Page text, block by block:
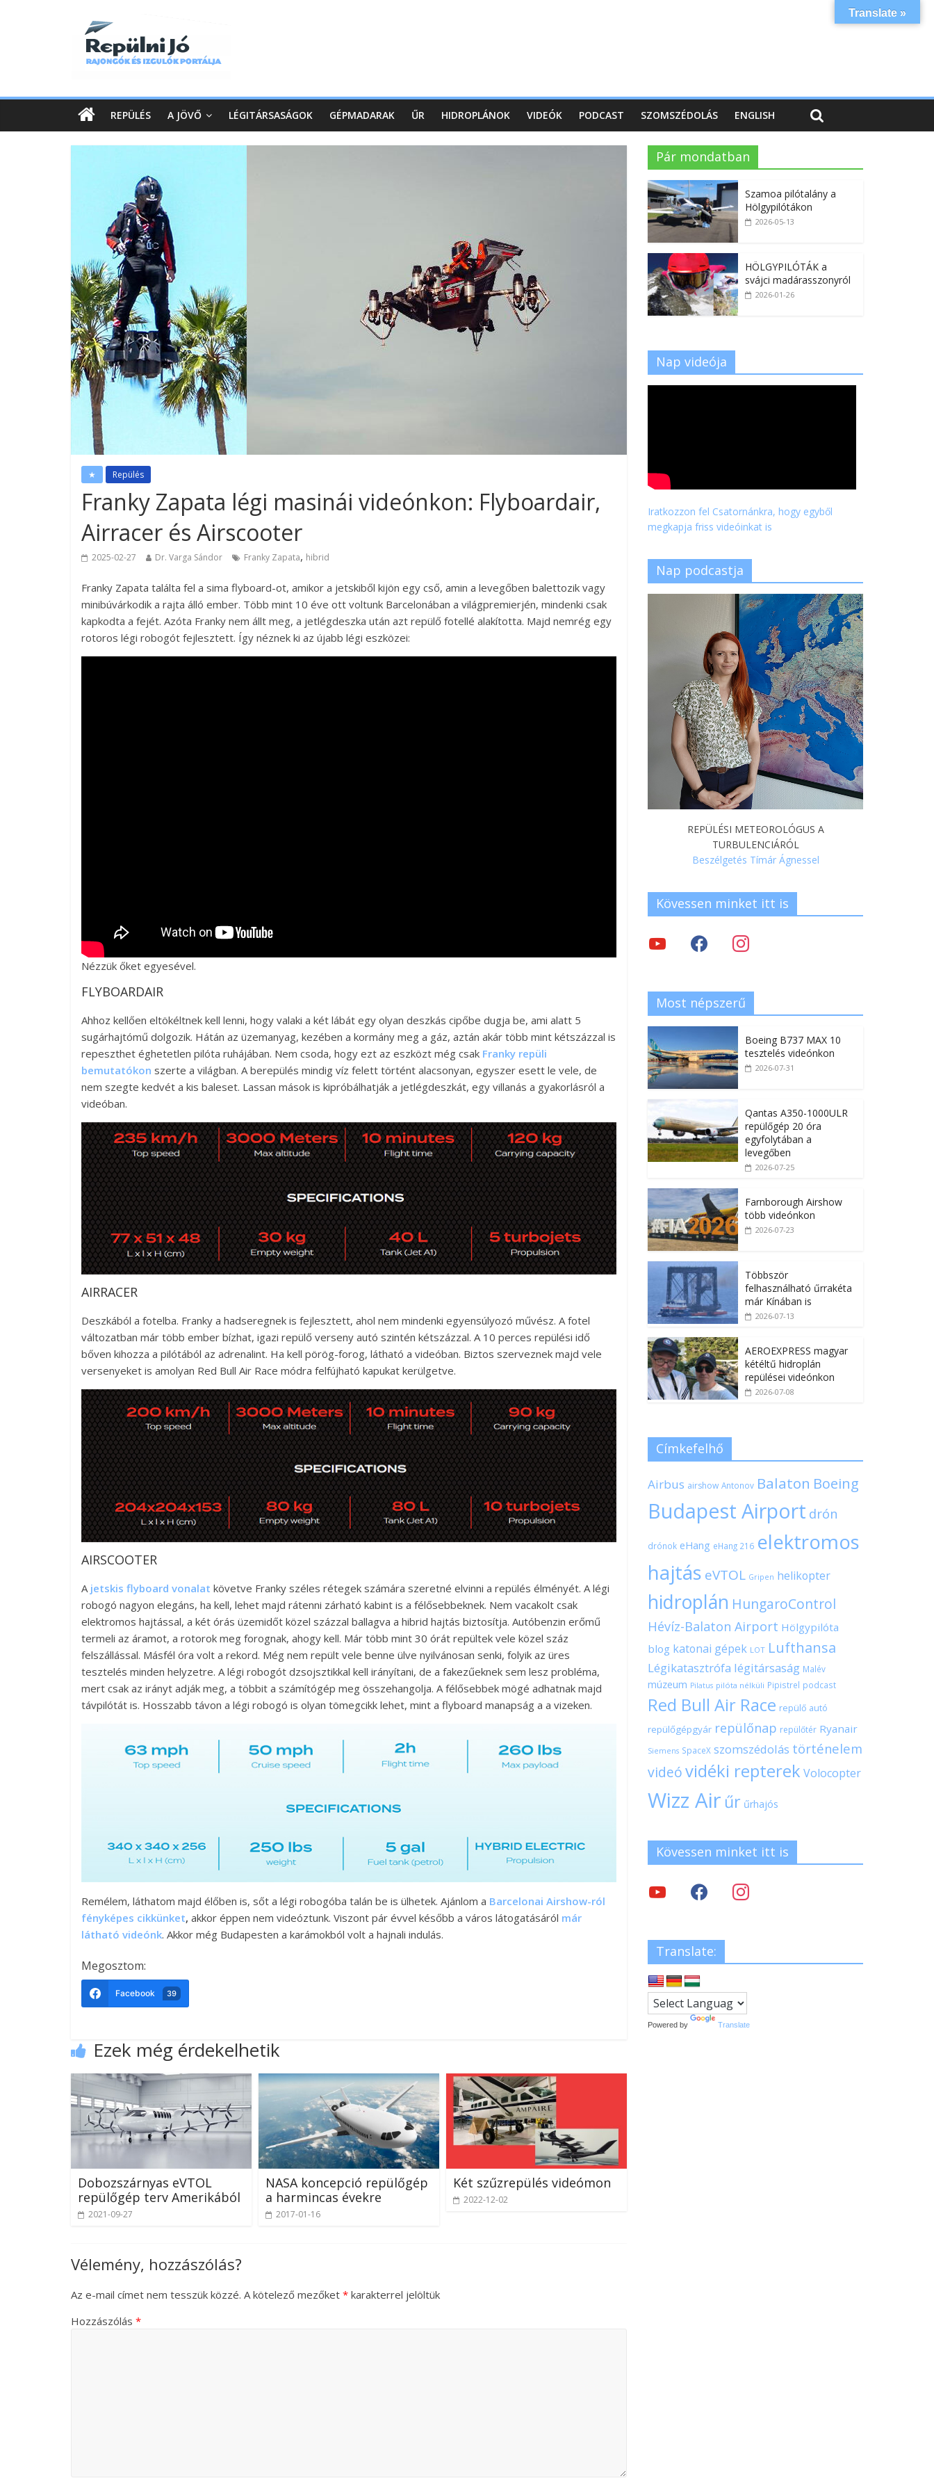
REPÜLÉS A JÖVŐ LÉGITÁRSASÁGOK GÉPMADARAK ŰR HIDROPLÁNOK VIDEÓK PODCAST SZOMSZÉDOLÁS ENGLISH
★ Repülés
Franky Zapata légi masinái videónkon: Flyboardair,
Airracer és Airscooter
2025-02-27 Dr. Varga Sándor Franky Zapata, hibrid
Franky Zapata találta fel a sima flyboard-ot, amikor a jetskiből kijön egy cső, amin a levegőben balettozik vagy
minibúvárkodik a rajta álló ember. Több mint 10 éve ott voltunk Barcelonában a világpremierjén, mindenki csak
kapkodta a fejét. Azóta Franky nem állt meg, a jetlégdeszka után azt repülő fotellé alakította. Majd nemrég egy
rotoros légi robogót fejlesztett. Így néznek ki az újabb légi eszközei:
Nézzük őket egyesével.
FLYBOARDAIR
Ahhoz kellően eltökéltnek kell lenni, hogy valaki a két lábát egy olyan deszkás cipőbe dugja be, ami alatt 5
sugárhajtómű dolgozik. Hátán az üzemanyag, kezében a kormány meg a gáz, aztán akár több mint kétszázzal is
repeszthet éghetetlen pilóta ruhájában. Nem csoda, hogy ezt az eszközt még csak Franky repüli
bemutatókon szerte a világban. A berepülés mindig víz felett történt alacsonyan, egyszer esett le vele, de
nem szegte kedvét a kis baleset. Lassan mások is kipróbálhatják a jetlégdeszkát, egy villanás a gyakorlásról a
videóban.
AIRRACER
Deszkából a fotelba. Franky a hadseregnek is fejlesztett, ahol nem mindenki egyensúlyozó művész. A fotel
változatban már több ember bízhat, igazi repülő verseny autó szintén kétszázzal. A 10 perces repülési idő
bőven kihozza a pilótából az adrenalint. Ha kell pörög-forog, látható a videóban. Biztos szerveznek majd vele
versenyeket is amolyan Red Bull Air Race módra felfújható kapukat kerülgetve.
AIRSCOOTER
A jetskis flyboard vonalat követve Franky széles rétegek számára szeretné elvinni a repülés élményét. A légi
robogó nagyon elegáns, ha kell, lehet majd rátenni zárható kabint is a félősebbeknek. Nem vacakolt csak
elektromos hajtással, a két órás üzemidőt közel százzal ballagva a hibrid hajtás biztosítja. Autóbenzin erőmű
termeli az áramot, a rotorok meg forognak, ahogy kell. Már több mint 30 órát repültek vele közel száz
felszállással. Másfél óra volt a rekord. Még nem repült vele benne ülve nyilvánosan senki, folyik az üres
tesztelés minden helyzetre. A légi robogót dzsojsztikkal kell irányítani, de a fakezűeknek sem lesz probléma,
mert csak az irányt adják meg, a többit a számítógép meg összehangolja. A félősebbek mögé adhatnak majd
távpilótát is. Hosszabb távon a légi robogó is olyan tömegcikk lehet, mint a flyboard manapság a a vizeken.
Remélem, láthatom majd élőben is, sőt a légi robogóba talán be is ülhetek. Ajánlom a Barcelonai Airshow-ról
fényképes cikkünket, akkor éppen nem videóztunk. Viszont pár évvel később a város látogatásáról már
látható videónk. Akkor még Budapesten a karámokból volt a hajnali indulás.
Megosztom:
Facebook 39
Ezek még érdekelhetik
Dobozszárnyas eVTOL
repülőgép terv Amerikából
2021-09-27
NASA koncepció repülőgép
a harmincas évekre
2017-01-16
Két szűzrepülés videómon
2022-12-02
Vélemény, hozzászólás?
Az e-mail címet nem tesszük közzé. A kötelező mezőket * karakterrel jelöltük
Hozzászólás *
Pár mondatban
Szamoa pilótalány a
Hölgypilótákon
2026-05-13
HÖLGYPILÓTÁK a
svájci madárasszonyról
2026-01-26
Nap videója
Iratkozzon fel Csatornánkra, hogy egyből
megkapja friss videóinkat is
Nap podcastja
REPÜLÉSI METEOROLÓGUS A
TURBULENCIÁRÓL
Beszélgetés Tímár Ágnessel
Kövessen minket itt is
Most népszerű
Boeing B737 MAX 10
tesztelés videónkon
2026-07-31
Qantas A350-1000ULR
repülőgép 20 óra
egyfolytában a
levegőben
2026-07-25
Farnborough Airshow
több videónkon
2026-07-23
Többször
felhasználható űrrakéta
már Kínában is
2026-07-13
AEROEXPRESS magyar
kétéltű hidroplán
repülései videónkon
2026-07-08
Címkefelhő
Airbus airshow Antonov Balaton Boeing
Budapest Airport drón
drónok eHang eHang 216 elektromos
hajtás eVTOL Gripen helikopter
hidroplán HungaroControl
Hévíz-Balaton Airport Hölgypilóta
blog katonai gépek LOT Lufthansa
Légikatasztrófa légitársaság Malév
múzeum Pilatus pilóta nélküli Pipistrel podcast
Red Bull Air Race repülő autó
repülőgépgyár repülőnap repülőtér Ryanair
Siemens SpaceX szomszédolás történelem
videóvidéki repterek Volocopter
Wizz Air űr űrhajós
Kövessen minket itt is
Translate:
Powered by Translate
Translate »